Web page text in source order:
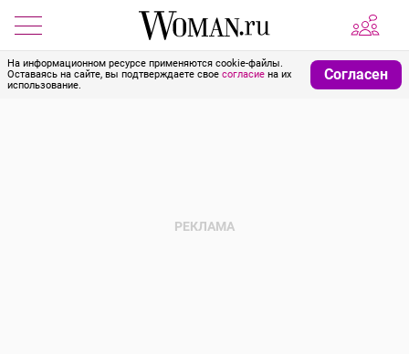
На информационном ресурсе применяются cookie-файлы.
Оставаясь на сайте, вы подтверждаете свое согласие на их
использование.
Согласен